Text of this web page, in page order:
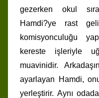
gezerken okul
Hamdi?ye rast
komisyonculuğu
kereste işleriyle
muavinidir.
ayarlayan Hamdi,
yerleştirir. Aynı